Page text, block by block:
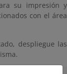
su impresión y
con el área
despliegue las